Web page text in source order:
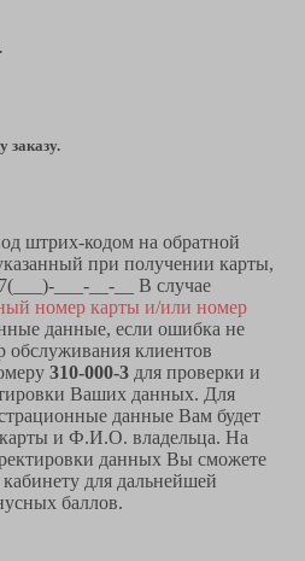
заказу.
штрих-кодом на обратной
при получении карты,
___-__-__ В случае
номер карты и/или номер
данные, если ошибка не
обслуживания клиентов
310-000-3 для проверки и
Ваших данных. Для
данные Вам будет
и Ф.И.О. владельца. На
данных Вы сможете
для дальнейшей
баллов.